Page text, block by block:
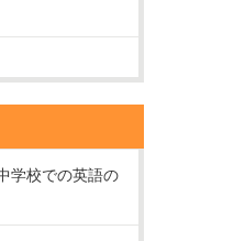
学校での英語の